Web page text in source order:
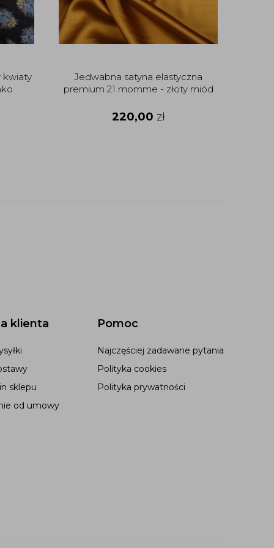
kwiaty
Jedwabna satyna elastyczna
premium 21 momme - złoty miód
220,00 zł
klienta
sklepu
od umowy
Pomoc
Najczęściej zadawane pytania
Polityka cookies
Polityka prywatności